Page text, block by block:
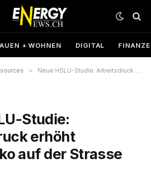
+ WOHNEN DIGITAL
» Neue HSLU-Studie: Arbeitsdruck erhöht Unfallrisiko auf der Strasse
Studie:
erhöht
auf der Strasse